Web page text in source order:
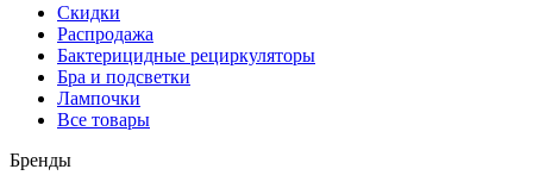
Скидки
Распродажа
Бактерицидные рециркуляторы
Бра и подсветки
Лампочки
Все товары
Бренды